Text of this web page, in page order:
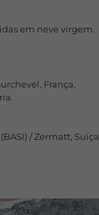
em neve virgem.
França.
/ Zermatt, Suíça.